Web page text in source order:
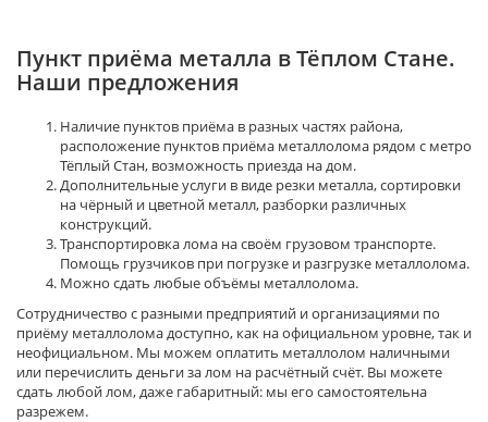
Пункт приёма металла в Тёплом Стане.
Наши предложения
Наличие пунктов приёма в разных частях района,
расположение пунктов приёма металлолома рядом с метро
Тёплый Стан, возможность приезда на дом.
Дополнительные услуги в виде резки металла, сортировки
на чёрный и цветной металл, разборки различных
конструкций.
Транспортировка лома на своём грузовом транспорте.
Помощь грузчиков при погрузке и разгрузке металлолома.
Можно сдать любые объёмы металлолома.
Сотрудничество с разными предприятий и организациями по
приёму металлолома доступно, как на официальном уровне, так и
неофициальном. Мы можем оплатить металлолом наличными
или перечислить деньги за лом на расчётный счёт. Вы можете
сдать любой лом, даже габаритный: мы его самостоятельна
разрежем.